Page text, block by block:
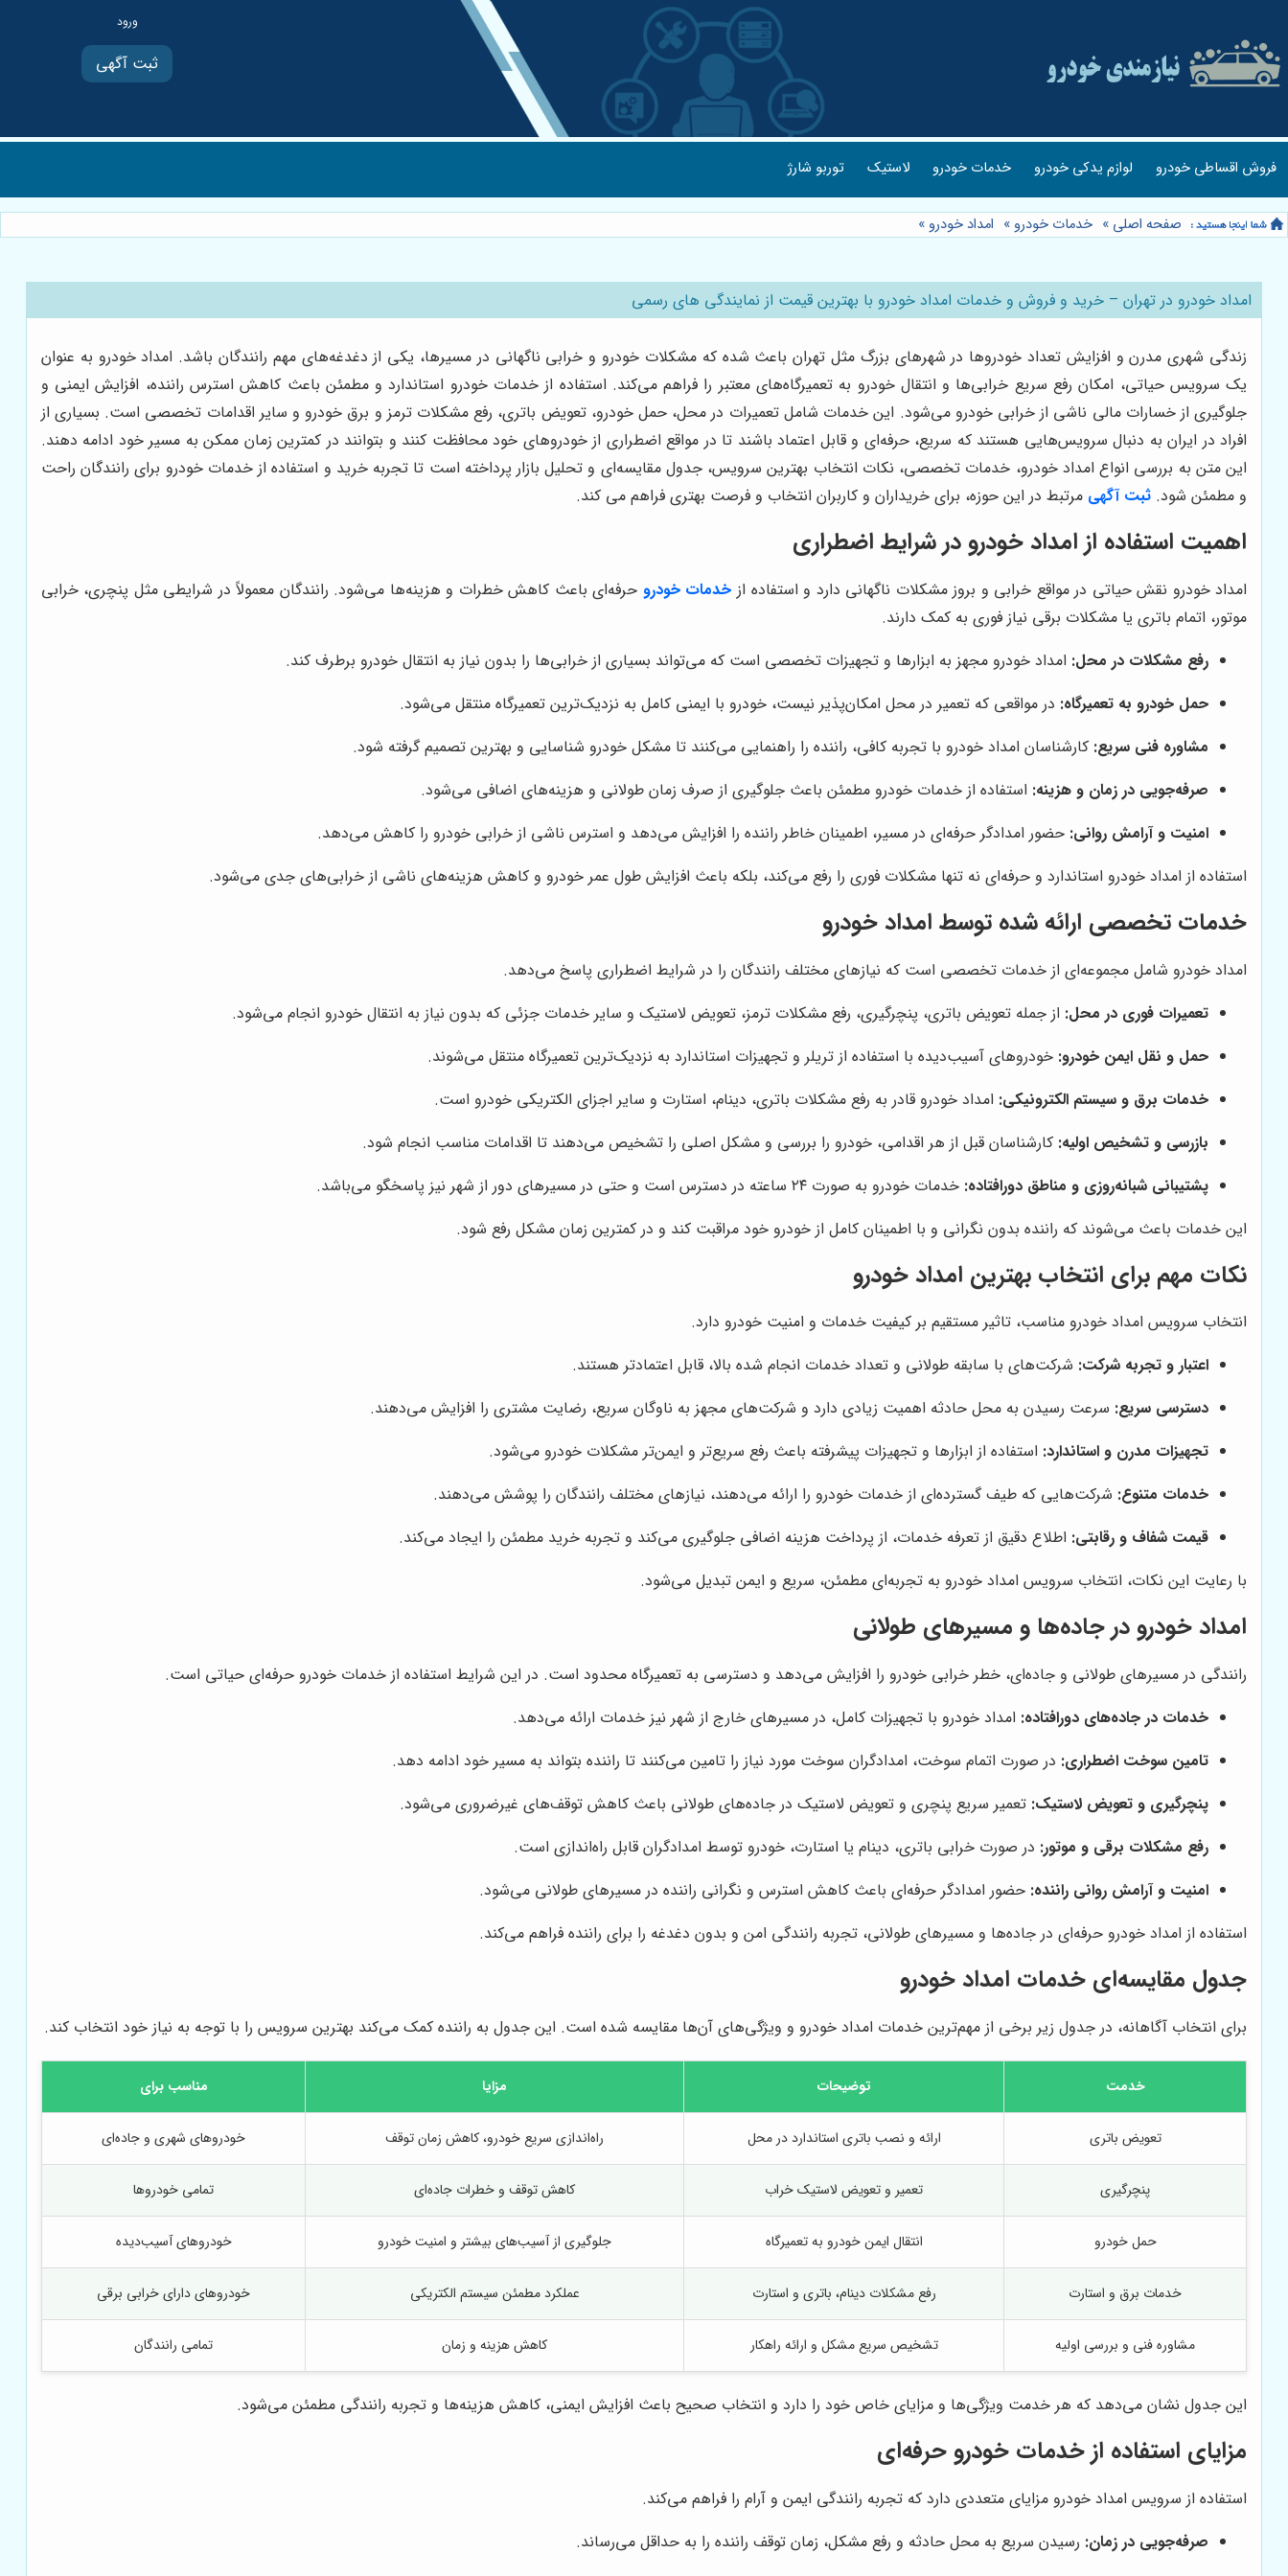
ثبت آگهی
فروش اقساطی خودرو لوازم یدکی خودرو خدمات خودرو لاستیک توربو شارژ
صفحه اصلی » خدمات خودرو » امداد خودرو »
امداد خودرو در تهران – خرید و فروش و خدمات امداد خودرو با بهترین قیمت از نمایندگی های رسمی
زندگی شهری مدرن و افزایش تعداد خودروها در شهرهای بزرگ مثل تهران باعث شده که مشکلات خودرو و خرابی ناگهانی در مسیرها، یکی از دغدغه‌های مهم رانندگان باشد. امداد خودرو به عنوان
یک سرویس حیاتی، امکان رفع سریع خرابی‌ها و انتقال خودرو به تعمیرگاه‌های معتبر را فراهم می‌کند. استفاده از خدمات خودرو استاندارد و مطمئن باعث کاهش استرس راننده، افزایش ایمنی و
جلوگیری از خسارات مالی ناشی از خرابی خودرو می‌شود. این خدمات شامل تعمیرات در محل، حمل خودرو، تعویض باتری، رفع مشکلات ترمز و برق خودرو و سایر اقدامات تخصصی است. بسیاری از
افراد در ایران به دنبال سرویس‌هایی هستند که سریع، حرفه‌ای و قابل اعتماد باشند تا در مواقع اضطراری از خودروهای خود محافظت کنند و بتوانند در کمترین زمان ممکن به مسیر خود ادامه دهند.
این متن به بررسی انواع امداد خودرو، خدمات تخصصی، نکات انتخاب بهترین سرویس، جدول مقایسه‌ای و تحلیل بازار پرداخته است تا تجربه خرید و استفاده از خدمات خودرو برای رانندگان راحت
و مطمئن شود. ثبت آگهی مرتبط در این حوزه، برای خریداران و کاربران انتخاب و فرصت بهتری فراهم می کند.
اهمیت استفاده از امداد خودرو در شرایط اضطراری
امداد خودرو نقش حیاتی در مواقع خرابی و بروز مشکلات ناگهانی دارد و استفاده از خدمات خودرو حرفه‌ای باعث کاهش خطرات و هزینه‌ها می‌شود. رانندگان معمولاً در شرایطی مثل پنچری، خرابی
موتور، اتمام باتری یا مشکلات برقی نیاز فوری به کمک دارند.
رفع مشکلات در محل: امداد خودرو مجهز به ابزارها و تجهیزات تخصصی است که می‌تواند بسیاری از خرابی‌ها را بدون نیاز به انتقال خودرو برطرف کند.
حمل خودرو به تعمیرگاه: در مواقعی که تعمیر در محل امکان‌پذیر نیست، خودرو با ایمنی کامل به نزدیک‌ترین تعمیرگاه منتقل می‌شود.
مشاوره فنی سریع: کارشناسان امداد خودرو با تجربه کافی، راننده را راهنمایی می‌کنند تا مشکل خودرو شناسایی و بهترین تصمیم گرفته شود.
صرفه‌جویی در زمان و هزینه: استفاده از خدمات خودرو مطمئن باعث جلوگیری از صرف زمان طولانی و هزینه‌های اضافی می‌شود.
امنیت و آرامش روانی: حضور امدادگر حرفه‌ای در مسیر، اطمینان خاطر راننده را افزایش می‌دهد و استرس ناشی از خرابی خودرو را کاهش می‌دهد.
استفاده از امداد خودرو استاندارد و حرفه‌ای نه تنها مشکلات فوری را رفع می‌کند، بلکه باعث افزایش طول عمر خودرو و کاهش هزینه‌های ناشی از خرابی‌های جدی می‌شود.
خدمات تخصصی ارائه شده توسط امداد خودرو
امداد خودرو شامل مجموعه‌ای از خدمات تخصصی است که نیازهای مختلف رانندگان را در شرایط اضطراری پاسخ می‌دهد.
تعمیرات فوری در محل: از جمله تعویض باتری، پنچرگیری، رفع مشکلات ترمز، تعویض لاستیک و سایر خدمات جزئی که بدون نیاز به انتقال خودرو انجام می‌شود.
حمل و نقل ایمن خودرو: خودروهای آسیب‌دیده با استفاده از تریلر و تجهیزات استاندارد به نزدیک‌ترین تعمیرگاه منتقل می‌شوند.
خدمات برق و سیستم الکترونیکی: امداد خودرو قادر به رفع مشکلات باتری، دینام، استارت و سایر اجزای الکتریکی خودرو است.
بازرسی و تشخیص اولیه: کارشناسان قبل از هر اقدامی، خودرو را بررسی و مشکل اصلی را تشخیص می‌دهند تا اقدامات مناسب انجام شود.
پشتیبانی شبانه‌روزی و مناطق دورافتاده: خدمات خودرو به صورت ۲۴ ساعته در دسترس است و حتی در مسیرهای دور از شهر نیز پاسخگو می‌باشد.
این خدمات باعث می‌شوند که راننده بدون نگرانی و با اطمینان کامل از خودرو خود مراقبت کند و در کمترین زمان مشکل رفع شود.
نکات مهم برای انتخاب بهترین امداد خودرو
انتخاب سرویس امداد خودرو مناسب، تاثیر مستقیم بر کیفیت خدمات و امنیت خودرو دارد.
اعتبار و تجربه شرکت: شرکت‌های با سابقه طولانی و تعداد خدمات انجام شده بالا، قابل اعتمادتر هستند.
دسترسی سریع: سرعت رسیدن به محل حادثه اهمیت زیادی دارد و شرکت‌های مجهز به ناوگان سریع، رضایت مشتری را افزایش می‌دهند.
تجهیزات مدرن و استاندارد: استفاده از ابزارها و تجهیزات پیشرفته باعث رفع سریع‌تر و ایمن‌تر مشکلات خودرو می‌شود.
خدمات متنوع: شرکت‌هایی که طیف گسترده‌ای از خدمات خودرو را ارائه می‌دهند، نیازهای مختلف رانندگان را پوشش می‌دهند.
قیمت شفاف و رقابتی: اطلاع دقیق از تعرفه خدمات، از پرداخت هزینه اضافی جلوگیری می‌کند و تجربه خرید مطمئن را ایجاد می‌کند.
با رعایت این نکات، انتخاب سرویس امداد خودرو به تجربه‌ای مطمئن، سریع و ایمن تبدیل می‌شود.
امداد خودرو در جاده‌ها و مسیرهای طولانی
رانندگی در مسیرهای طولانی و جاده‌ای، خطر خرابی خودرو را افزایش می‌دهد و دسترسی به تعمیرگاه محدود است. در این شرایط استفاده از خدمات خودرو حرفه‌ای حیاتی است.
خدمات در جاده‌های دورافتاده: امداد خودرو با تجهیزات کامل، در مسیرهای خارج از شهر نیز خدمات ارائه می‌دهد.
تامین سوخت اضطراری: در صورت اتمام سوخت، امدادگران سوخت مورد نیاز را تامین می‌کنند تا راننده بتواند به مسیر خود ادامه دهد.
پنچرگیری و تعویض لاستیک: تعمیر سریع پنچری و تعویض لاستیک در جاده‌های طولانی باعث کاهش توقف‌های غیرضروری می‌شود.
رفع مشکلات برقی و موتور: در صورت خرابی باتری، دینام یا استارت، خودرو توسط امدادگران قابل راه‌اندازی است.
امنیت و آرامش روانی راننده: حضور امدادگر حرفه‌ای باعث کاهش استرس و نگرانی راننده در مسیرهای طولانی می‌شود.
استفاده از امداد خودرو حرفه‌ای در جاده‌ها و مسیرهای طولانی، تجربه رانندگی امن و بدون دغدغه را برای راننده فراهم می‌کند.
جدول مقایسه‌ای خدمات امداد خودرو
برای انتخاب آگاهانه، در جدول زیر برخی از مهم‌ترین خدمات امداد خودرو و ویژگی‌های آن‌ها مقایسه شده است. این جدول به راننده کمک می‌کند بهترین سرویس را با توجه به نیاز خود انتخاب کند.
خدمت توضیحات مزایا مناسب برای
تعویض باتری ارائه و نصب باتری استاندارد در محل راه‌اندازی سریع خودرو، کاهش زمان توقف خودروهای شهری و جاده‌ای
پنچرگیری تعمیر و تعویض لاستیک خراب کاهش توقف و خطرات جاده‌ای تمامی خودروها
حمل خودرو انتقال ایمن خودرو به تعمیرگاه جلوگیری از آسیب‌های بیشتر و امنیت خودرو خودروهای آسیب‌دیده
خدمات برق و استارت رفع مشکلات دینام، باتری و استارت عملکرد مطمئن سیستم الکتریکی خودروهای دارای خرابی برقی
مشاوره فنی و بررسی اولیه تشخیص سریع مشکل و ارائه راهکار کاهش هزینه و زمان تمامی رانندگان
این جدول نشان می‌دهد که هر خدمت ویژگی‌ها و مزایای خاص خود را دارد و انتخاب صحیح باعث افزایش ایمنی، کاهش هزینه‌ها و تجربه رانندگی مطمئن می‌شود.
مزایای استفاده از خدمات خودرو حرفه‌ای
استفاده از سرویس امداد خودرو مزایای متعددی دارد که تجربه رانندگی ایمن و آرام را فراهم می‌کند.
صرفه‌جویی در زمان: رسیدن سریع به محل حادثه و رفع مشکل، زمان توقف راننده را به حداقل می‌رساند.